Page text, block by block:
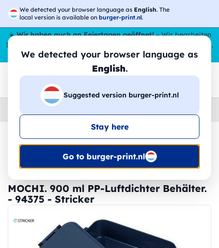
We detected your browser language as English. The
local version is available on burger-print.nl.
We detected your browser language as
English.
Suggested version burger-print.nl
Stay here
Go to burger-print.nl
☀️Wir haben auch an Feiertagen geöffnet!– Wir bearbeiten
Ihre Bestellungen den ganzen Sommer über,
sogar im August.
😎🌴
Home
🔥 -30 % DTF-Druck
MOCHI. 900 ml PP-Luftdichter Behälter.
- 94375 - Stricker